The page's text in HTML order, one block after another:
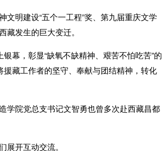
明建设“五个一工程”奖、第九届重庆文学
发生的巨大变迁。
幕，彰显“缺氧不缺精神、艰苦不怕吃苦”的
藏工作者的坚守、奉献与团结精神，转化
院党总支书记文智勇也曾多次赴西藏昌都
开互动交流。